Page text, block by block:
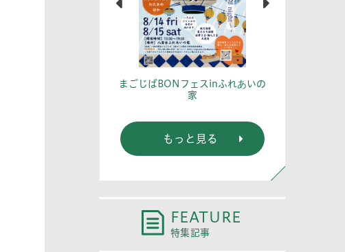
まごじばBONフェスinふれあいの
家
もっと見る
FEATURE
特集記事